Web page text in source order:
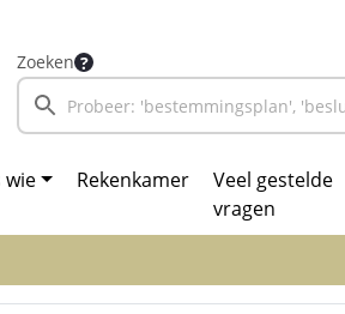
Zoeken
wie Rekenkamer
Veel gestelde
vragen